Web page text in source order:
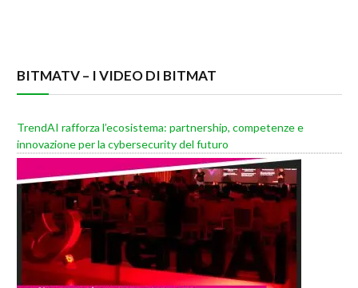
BITMATV – I VIDEO DI BITMAT
TrendAI rafforza l’ecosistema: partnership, competenze e
innovazione per la cybersecurity del futuro